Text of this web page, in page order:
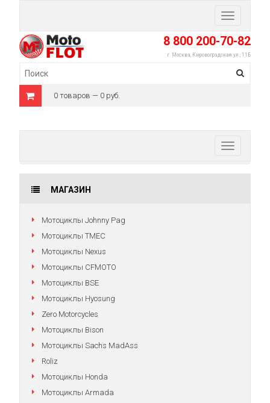
Toggle
navigation
8 800 200-70-82
г. Москва, Кировоградская ул., 11Б
0 товаров — 0 руб.
Toggle
navigation
МАГАЗИН
Мотоциклы Johnny Pag
Мотоциклы TMEC
Мотоциклы Nexus
Мотоциклы CFMOTO
Мотоциклы BSE
Мотоциклы Hyosung
Zero Motorcycles
Мотоциклы Bison
Мотоциклы Sachs MadAss
Roliz
Мотоциклы Honda
Мотоциклы Armada